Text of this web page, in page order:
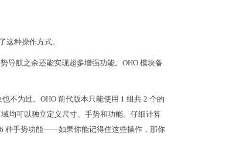
这种操作方式。
导航之余还能实现超多增强功能。OHO 模块备
不为过。OHO 前代版本只能使用 1 组共 2 个的
均可以独立定义尺寸、手势和功能。仔细计算
种手势功能——如果你能记得住这些操作，那你